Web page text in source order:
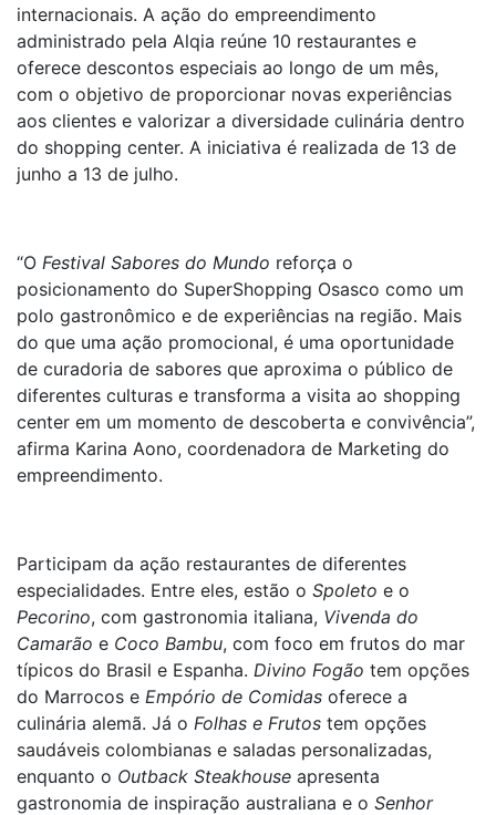
internacionais. A ação do empreendimento
administrado pela Alqia reúne 10 restaurantes e
oferece descontos especiais ao longo de um mês,
com o objetivo de proporcionar novas experiências
aos clientes e valorizar a diversidade culinária dentro
do shopping center. A iniciativa é realizada de 13 de
junho a 13 de julho.
“O Festival Sabores do Mundo reforça o
posicionamento do SuperShopping Osasco como um
polo gastronômico e de experiências na região. Mais
do que uma ação promocional, é uma oportunidade
de curadoria de sabores que aproxima o público de
diferentes culturas e transforma a visita ao shopping
center em um momento de descoberta e convivência”,
afirma Karina Aono, coordenadora de Marketing do
empreendimento.
Participam da ação restaurantes de diferentes
especialidades. Entre eles, estão o Spoleto e o
Pecorino, com gastronomia italiana, Vivenda do
Camarão e Coco Bambu, com foco em frutos do mar
típicos do Brasil e Espanha. Divino Fogão tem opções
do Marrocos e Empório de Comidas oferece a
culinária alemã. Já o Folhas e Frutos tem opções
saudáveis colombianas e saladas personalizadas,
enquanto o Outback Steakhouse apresenta
gastronomia de inspiração australiana e o Senhor